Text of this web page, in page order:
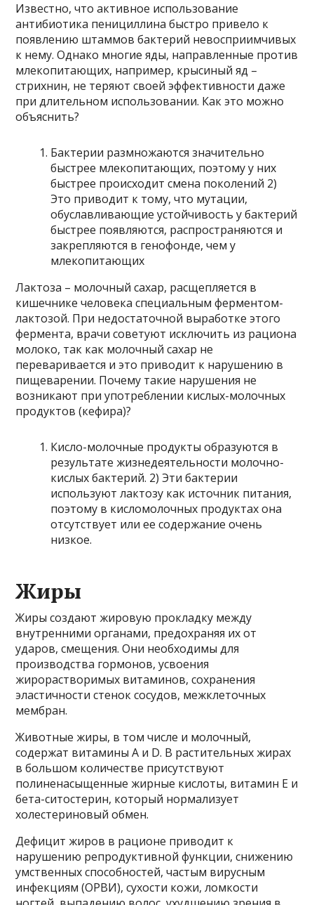
Известно, что активное использование
антибиотика пенициллина быстро привело к
появлению штаммов бактерий невосприимчивых
к нему. Однако многие яды, направленные против
млекопитающих, например, крысиный яд –
стрихнин, не теряют своей эффективности даже
при длительном использовании. Как это можно
объяснить?
Бактерии размножаются значительно
быстрее млекопитающих, поэтому у них
быстрее происходит смена поколений 2)
Это приводит к тому, что мутации,
обуславливающие устойчивость у бактерий
быстрее появляются, распространяются и
закрепляются в генофонде, чем у
млекопитающих
Лактоза – молочный сахар, расщепляется в
кишечнике человека специальным ферментом-
лактозой. При недостаточной выработке этого
фермента, врачи советуют исключить из рациона
молоко, так как молочный сахар не
переваривается и это приводит к нарушению в
пищеварении. Почему такие нарушения не
возникают при употреблении кислых-молочных
продуктов (кефира)?
Кисло-молочные продукты образуются в
результате жизнедеятельности молочно-
кислых бактерий. 2) Эти бактерии
используют лактозу как источник питания,
поэтому в кисломолочных продуктах она
отсутствует или ее содержание очень
низкое.
Жиры
Жиры создают жировую прокладку между
внутренними органами, предохраняя их от
ударов, смещения. Они необходимы для
производства гормонов, усвоения
жирорастворимых витаминов, сохранения
эластичности стенок сосудов, межклеточных
мембран.
Животные жиры, в том числе и молочный,
содержат витамины А и D. В растительных жирах
в большом количестве присутствуют
полиненасыщенные жирные кислоты, витамин Е и
бета-ситостерин, который нормализует
холестериновый обмен.
Дефицит жиров в рационе приводит к
нарушению репродуктивной функции, снижению
умственных способностей, частым вирусным
инфекциям (ОРВИ), сухости кожи, ломкости